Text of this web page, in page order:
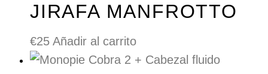
JIRAFA MANFROTTO
€25 Añadir al carrito